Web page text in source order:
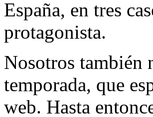
España, en tres
protagonista.
Nosotros también
temporada, que
web. Hasta